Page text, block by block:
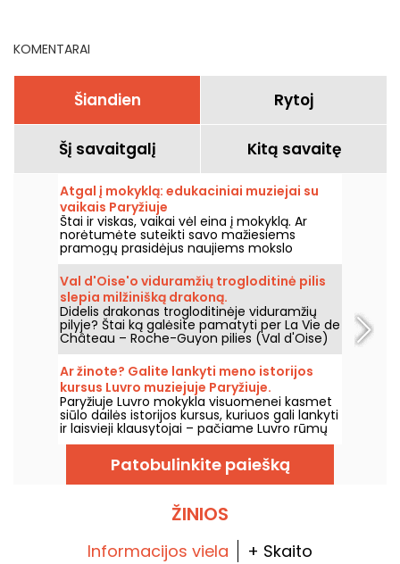
KOMENTARAI
Šiandien Rytoj
Šį savaitgalį Kitą savaitę
Atgal į mokyklą: edukaciniai muziejai su
vaikais Paryžiuje
Štai ir viskas, vaikai vėl eina į mokyklą. Ar
norėtumėte suteikti savo mažiesiems
pramogų prasidėjus naujiems mokslo
metams? Jei taip, siūlome jums edukacinių
muziejų Paryžiuje pasirinkimą, kad net ir su
vaikais galėtumėte smagiai išmokti daugybę
dalykų!
Val d'Oise'o viduramžių trogloditinė pilis
slepia milžinišką drakoną.
Didelis drakonas trogloditinėje viduramžių
pilyje? Štai ką galėsite pamatyti per La Vie de
Château – Roche-Guyon pilies (Val d'Oise)
šiuolaikinio meno parodą, kuri vyks nuo 2026
m. birželio 20 d. iki lapkričio 1 d.
Ar žinote? Galite lankyti meno istorijos
kursus Luvro muziejuje Paryžiuje.
Paryžiuje Luvro mokykla visuomenei kasmet
siūlo dailės istorijos kursus, kuriuos gali lankyti
ir laisvieji klausytojai – pačiame Luvro rūmų
centre, nuo rugsėjo iki birželio. Muziejus
kartais organizuoja ir nemokamas paskaitas.
Tai puiki proga tapti tikru dailės istorijos
žinovu!
Patobulinkite paiešką
ŽINIOS
Informacijos viela + Skaito